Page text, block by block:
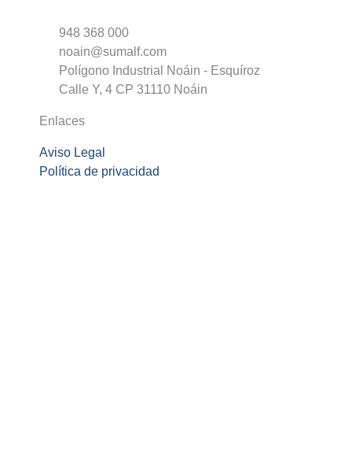
948 368 000
noain@sumalf.com
Polígono Industrial Noáin - Esquíroz
Calle Y, 4 CP 31110 Noáin
Enlaces
Aviso Legal
Política de privacidad